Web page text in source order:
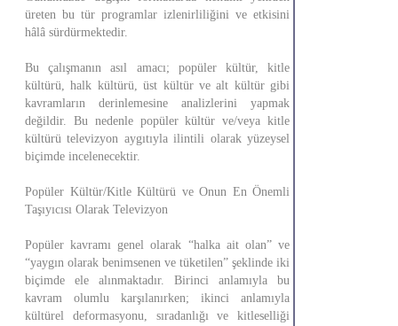
üreten bu tür programlar izlenirliliğini ve etkisini
hâlâ sürdürmektedir.
Bu çalışmanın asıl amacı; popüler kültür, kitle
kültürü, halk kültürü, üst kültür ve alt kültür gibi
kavramların derinlemesine analizlerini yapmak
değildir. Bu nedenle popüler kültür ve/veya kitle
kültürü televizyon aygıtıyla ilintili olarak yüzeysel
biçimde incelenecektir.
Popüler Kültür/Kitle Kültürü ve Onun En Önemli
Taşıyıcısı Olarak Televizyon
Popüler kavramı genel olarak “halka ait olan” ve
“yaygın olarak benimsenen ve tüketilen” şeklinde iki
biçimde ele alınmaktadır. Birinci anlamıyla bu
kavram olumlu karşılanırken; ikinci anlamıyla
kültürel deformasyonu, sıradanlığı ve kitleselliği